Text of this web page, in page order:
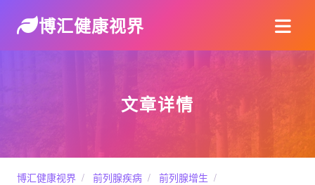
博汇健康视界
文章详情
博汇健康视界 / 前列腺疾病 / 前列腺增生 /